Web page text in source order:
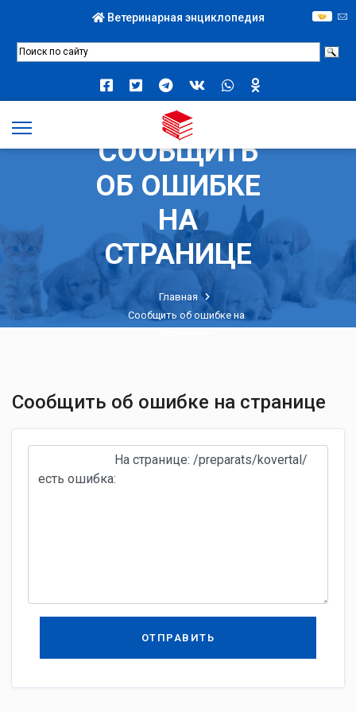
Ветеринарная энциклопедия
СООБЩИТЬ
ОБ ОШИБКЕ
НА
СТРАНИЦЕ
Главная
Сообщить об ошибке на
Сообщить об ошибке на странице
ОТПРАВИТЬ